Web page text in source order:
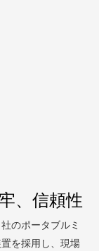
、信頼性
のポータブルミ
を採用し、現場